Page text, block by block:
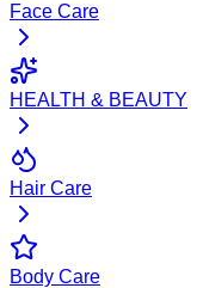
Face Care
HEALTH & BEAUTY
Hair Care
Body Care